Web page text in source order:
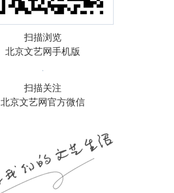
扫描浏览
北京文艺网手机版
扫描关注
北京文艺网官方微信